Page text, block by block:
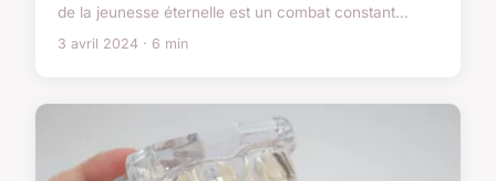
de la jeunesse éternelle est un combat constant...
3 avril 2024 · 6 min